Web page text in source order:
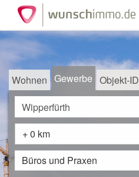
Wohnen Gewerbe Objekt-ID
+ 0 km
Büros und Praxen